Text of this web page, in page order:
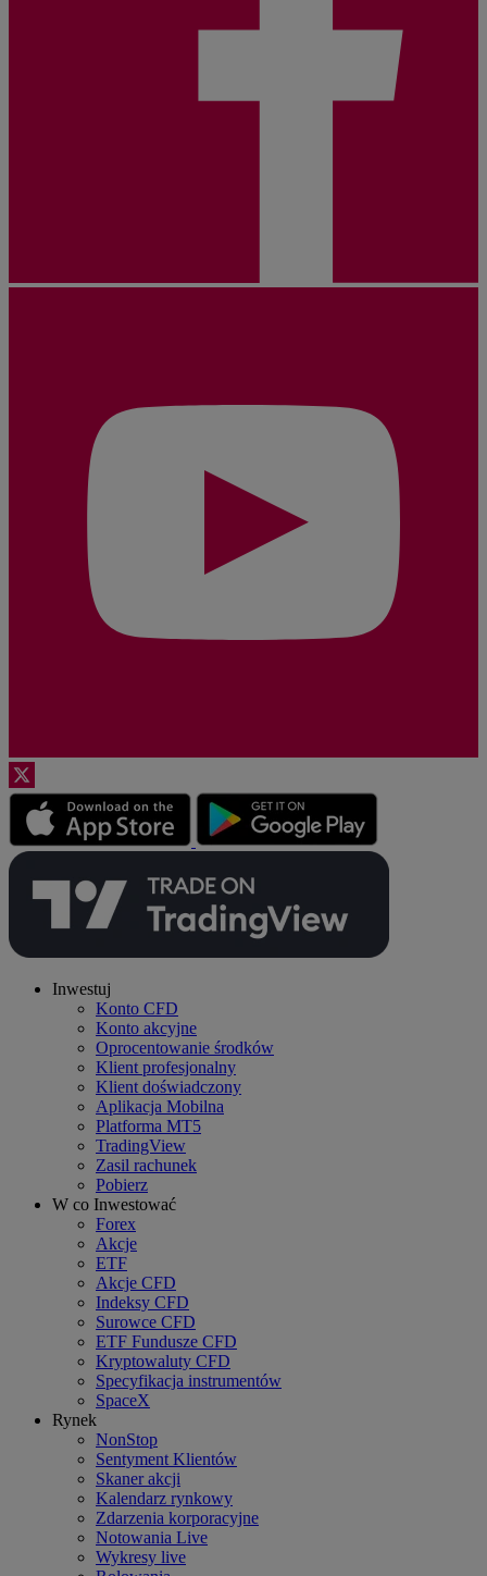
Inwestuj
Konto CFD
Konto akcyjne
Oprocentowanie środków
Klient profesjonalny
Klient doświadczony
Aplikacja Mobilna
Platforma MT5
TradingView
Zasil rachunek
Pobierz
W co Inwestować
Forex
Akcje
ETF
Akcje CFD
Indeksy CFD
Surowce CFD
ETF Fundusze CFD
Kryptowaluty CFD
Specyfikacja instrumentów
SpaceX
Rynek
NonStop
Sentyment Klientów
Skaner akcji
Kalendarz rynkowy
Zdarzenia korporacyjne
Notowania Live
Wykresy live